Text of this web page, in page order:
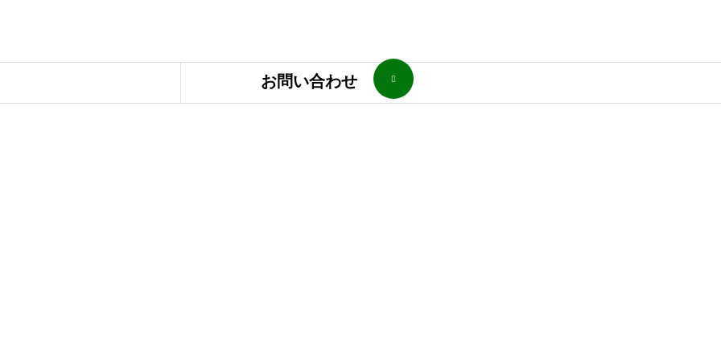
お問い合わせ